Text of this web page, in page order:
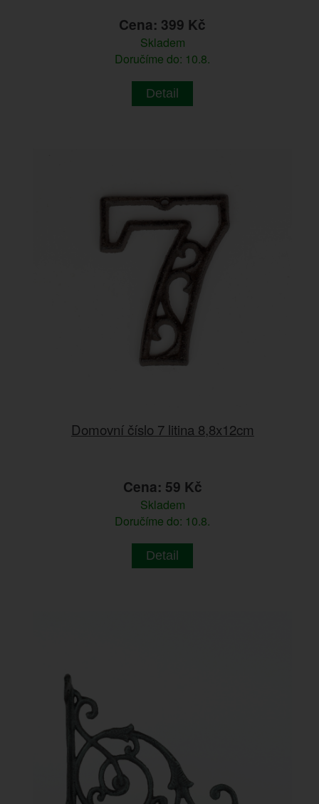
Cena: 399 Kč
Skladem
Doručíme do: 10.8.
Detail
Domovní číslo 7 litina 8,8x12cm
Cena: 59 Kč
Skladem
Doručíme do: 10.8.
Detail